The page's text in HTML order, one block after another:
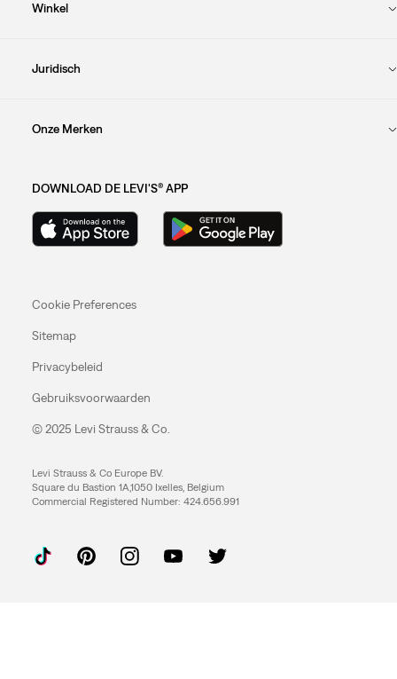
Winkel
Juridisch
Onze Merken
DOWNLOAD DE LEVI'S® APP
Cookie Preferences
Sitemap
Privacybeleid
Gebruiksvoorwaarden
© 2025 Levi Strauss & Co.
Levi Strauss & Co Europe BV.
Square du Bastion 1A,1050 Ixelles, Belgium
Commercial Registered Number: 424.656.991